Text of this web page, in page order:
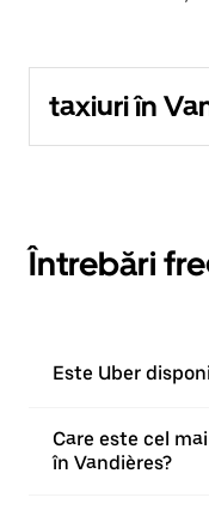
taxiuri în
Întrebări
Este Uber
Care este cel
în Vandières?